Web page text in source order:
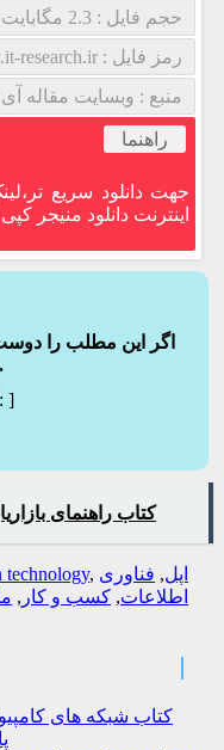
حجم فایل : 2.3 مگابایت
رمز فایل : www.it-research.ir
منبع : وبسایت مقاله
راهنما
جهت دانلود سریع
اینترنت دانلود منیجر
اگر این مطلب را دوست
حمایت کنید.
]
کتاب راهنمای
technology, اپل, فناوری
اطلاعات, کسب و کار ,
کتاب شبکه های